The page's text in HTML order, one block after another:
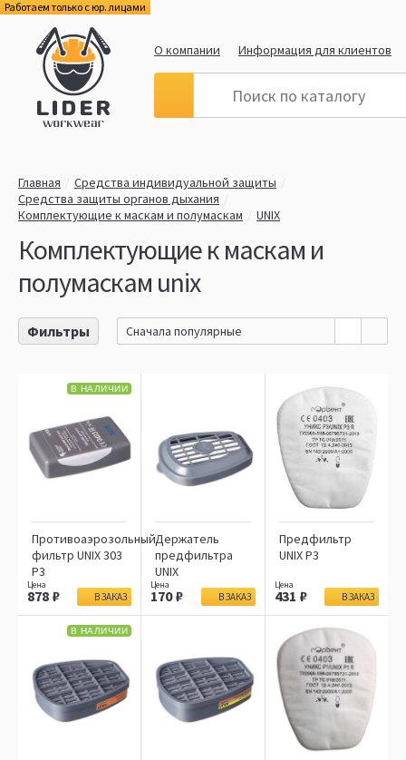
Работаем только с юр. лицами
О компании Информация для клиентов
Главная
Средства индивидуальной защиты
Средства защиты органов дыхания
Комплектующие к маскам и полумаскам
UNIX
Фильтры Сначала популярные
Комплектующие к маскам и
полумаскам unix
Противоаэрозольный
фильтр UNIX 303
Р3
878 В ЗАКАЗ
В НАЛИЧИИ
Держатель
предфильтра
UNIX
170 В ЗАКАЗ
Предфильтр
UNIX P3
431 В ЗАКАЗ
В НАЛИЧИИ